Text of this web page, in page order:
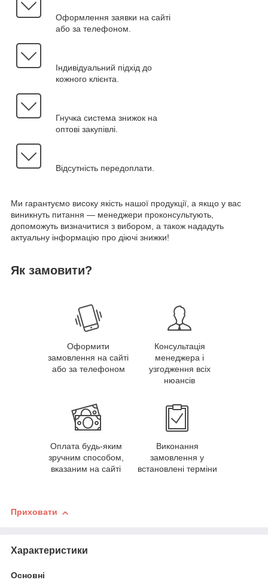
Оформлення заявки на сайті
або за телефоном.
Індивідуальний підхід до
кожного клієнта.
Гнучка система знижок на
оптові закупівлі.
Відсутність передоплати.
Ми гарантуємо високу якість нашої продукції, а якщо у вас
виникнуть питання — менеджери проконсультують,
допоможуть визначитися з вибором, а також нададуть
актуальну інформацію про діючі знижки!
Як замовити?
Оформити
замовлення на сайті
або за телефоном
Консультація
менеджера і
узгодження всіх
нюансів
Оплата будь-яким
зручним способом,
вказаним на сайті
Виконання
замовлення у
встановлені терміни
Приховати
Характеристики
Основні